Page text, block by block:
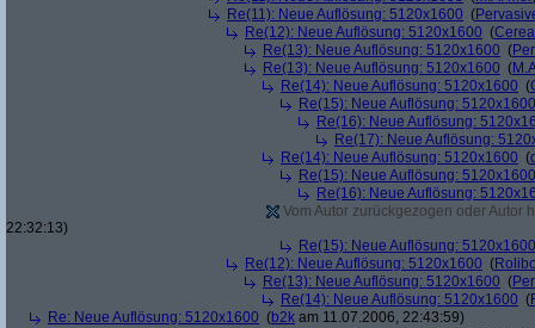
Re(11): Neue Auflösung: 5120x1600 (
Re(12): Neue Auflösung: 5120x1600 (
Re(13): Neue Auflösung: 5120x1600 (
Re(13): Neue Auflösung: 5120x1600 (
Re(14): Neue Auflösung: 5120x1600 (
Re(15): Neue Auflösung: 5120x1600
Re(16): Neue Auflösung:
Re(17): Neue Auflösung:
Re(14): Neue Auflösung: 5120x1600 (
Re(15): Neue Auflösung: 5120x1600
Re(16): Neue Auflösung:
Vom Autor zurückgezogen oder Autor
22:32:13)
Re(15): Neue Auflösung: 5120x1600
Re(12): Neue Auflösung: 5120x1600 (
Re(13): Neue Auflösung: 5120x1600 (
Re(14): Neue Auflösung: 5120x1600 (
Re: Neue Auflösung: 5120x1600 (b2k am 11.07.2006, 22:43:59)